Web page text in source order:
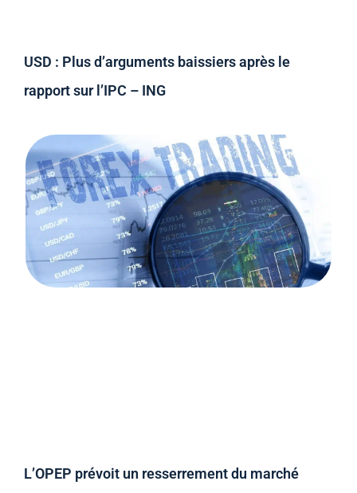
USD : Plus d’arguments baissiers après le
rapport sur l’IPC – ING
L’OPEP prévoit un resserrement du marché